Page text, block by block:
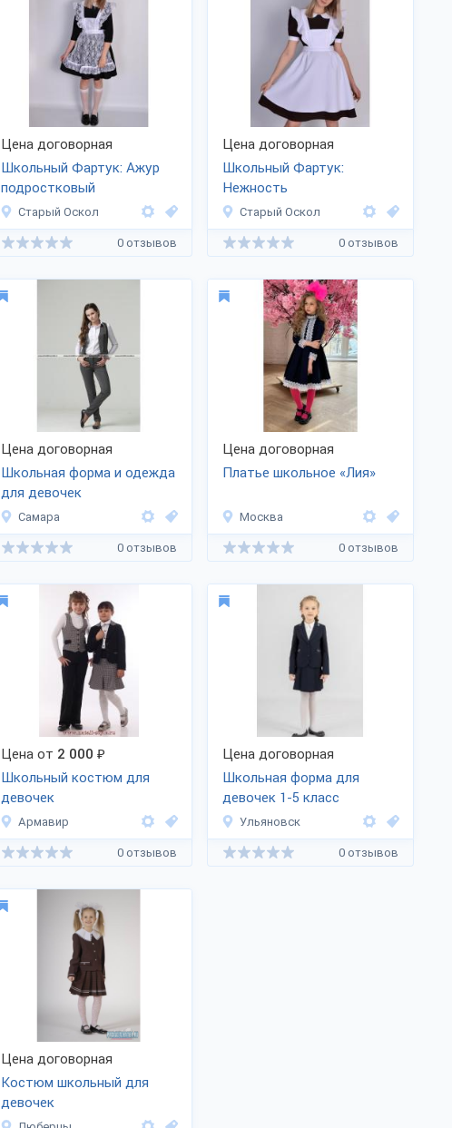
Цена договорная
Школьный Фартук: Ажур
подростковый
Старый Оскол
0 отзывов
Цена договорная
Школьный Фартук:
Нежность
Старый Оскол
0 отзывов
Цена договорная
Школьная форма и одежда
для девочек
Самара
0 отзывов
Цена договорная
Платье школьное «Лия»
Москва
0 отзывов
Цена от 2 000 ₽
Школьный костюм для
девочек
Армавир
0 отзывов
Цена договорная
Школьная форма для
девочек 1-5 класс
Ульяновск
0 отзывов
Цена договорная
Костюм школьный для
девочек